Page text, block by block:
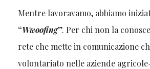
Mentre lavoravamo, abbiamo
“Wwoofing”. Per chi non la
rete che mette in comunicazione
volontariato nelle aziende